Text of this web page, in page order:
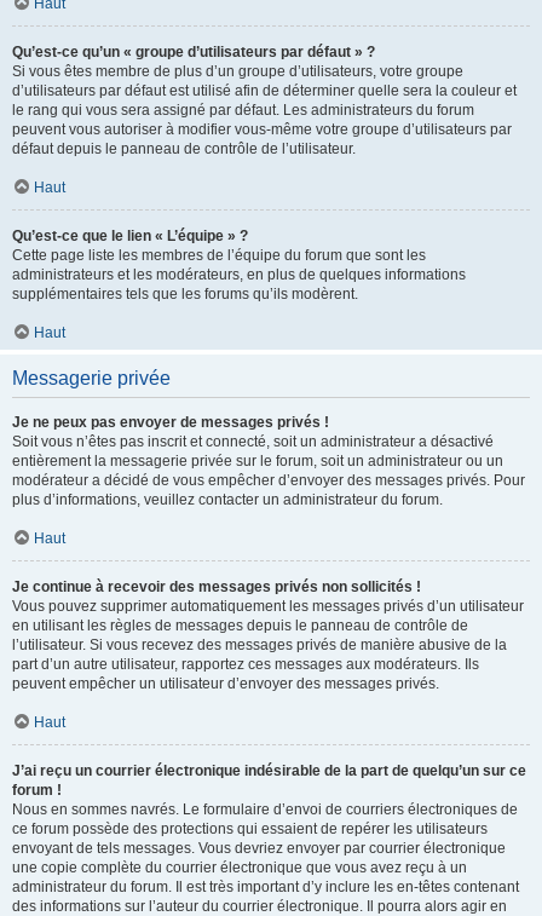
Haut
Qu’est-ce qu’un « groupe d’utilisateurs par défaut » ?
Si vous êtes membre de plus d’un groupe d’utilisateurs, votre groupe
d’utilisateurs par défaut est utilisé afin de déterminer quelle sera la couleur et
le rang qui vous sera assigné par défaut. Les administrateurs du forum
peuvent vous autoriser à modifier vous-même votre groupe d’utilisateurs par
défaut depuis le panneau de contrôle de l’utilisateur.
Haut
Qu’est-ce que le lien « L’équipe » ?
Cette page liste les membres de l’équipe du forum que sont les
administrateurs et les modérateurs, en plus de quelques informations
supplémentaires tels que les forums qu’ils modèrent.
Haut
Messagerie privée
Je ne peux pas envoyer de messages privés !
Soit vous n’êtes pas inscrit et connecté, soit un administrateur a désactivé
entièrement la messagerie privée sur le forum, soit un administrateur ou un
modérateur a décidé de vous empêcher d’envoyer des messages privés. Pour
plus d’informations, veuillez contacter un administrateur du forum.
Haut
Je continue à recevoir des messages privés non sollicités !
Vous pouvez supprimer automatiquement les messages privés d’un utilisateur
en utilisant les règles de messages depuis le panneau de contrôle de
l’utilisateur. Si vous recevez des messages privés de manière abusive de la
part d’un autre utilisateur, rapportez ces messages aux modérateurs. Ils
peuvent empêcher un utilisateur d’envoyer des messages privés.
Haut
J’ai reçu un courrier électronique indésirable de la part de quelqu’un sur ce
forum !
Nous en sommes navrés. Le formulaire d’envoi de courriers électroniques de
ce forum possède des protections qui essaient de repérer les utilisateurs
envoyant de tels messages. Vous devriez envoyer par courrier électronique
une copie complète du courrier électronique que vous avez reçu à un
administrateur du forum. Il est très important d’y inclure les en-têtes contenant
des informations sur l’auteur du courrier électronique. Il pourra alors agir en